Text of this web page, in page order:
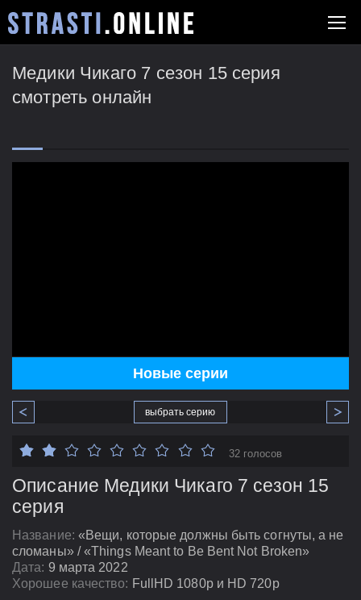
Медики Чикаго 7 сезон 15 серия
смотреть онлайн
Новые серии
выбрать серию
Описание Медики Чикаго 7 сезон 15
серия
Название: «Вещи, которые должны быть согнуты, а не
сломаны» / «Things Meant to Be Bent Not Broken»
Дата: 9 марта 2022
Хорошее качество: FullHD 1080p и HD 720p
32 голосов